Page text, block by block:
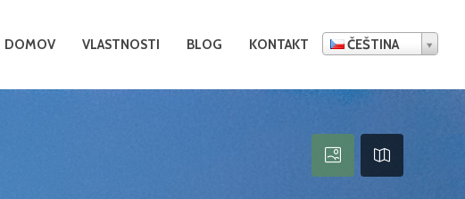
DOMOV VLASTNOSTI BLOG KONTAKT ČEŠTINA